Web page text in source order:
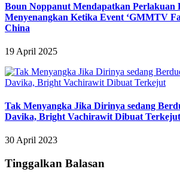
Boun Noppanut Mendapatkan Perlakuan
Menyenangkan Ketika Event ‘GMMTV
China
19 April 2025
Tak Menyangka Jika Dirinya sedang
Davika, Bright Vachirawit Dibuat Terkejut
30 April 2023
Tinggalkan Balasan